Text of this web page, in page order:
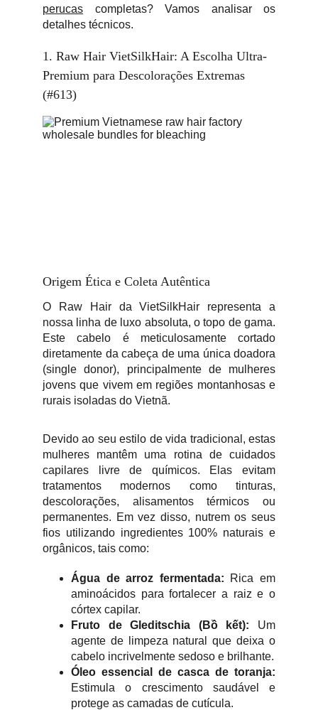
perucas completas? Vamos analisar os
detalhes técnicos.
1. Raw Hair VietSilkHair: A Escolha Ultra-
Premium para Descolorações Extremas
(#613)
Origem Ética e Coleta Autêntica
O Raw Hair da VietSilkHair representa a
nossa linha de luxo absoluta, o topo de gama.
Este cabelo é meticulosamente cortado
diretamente da cabeça de uma única doadora
(single donor), principalmente de mulheres
jovens que vivem em regiões montanhosas e
rurais isoladas do Vietnã.
Devido ao seu estilo de vida tradicional, estas
mulheres mantêm uma rotina de cuidados
capilares livre de químicos. Elas evitam
tratamentos modernos como tinturas,
descolorações, alisamentos térmicos ou
permanentes. Em vez disso, nutrem os seus
fios utilizando ingredientes 100% naturais e
orgânicos, tais como:
Água de arroz fermentada: Rica em
aminoácidos para fortalecer a raiz e o
córtex capilar.
Fruto de Gleditschia (Bồ kết): Um
agente de limpeza natural que deixa o
cabelo incrivelmente sedoso e brilhante.
Óleo essencial de casca de toranja:
Estimula o crescimento saudável e
protege as camadas de cutícula.